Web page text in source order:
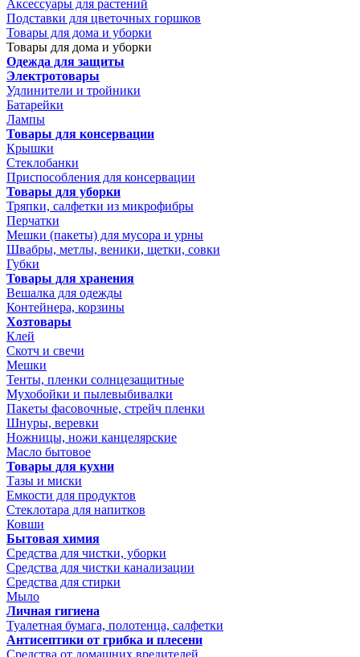
Аксессуары для растений
Подставки для цветочных горшков
Товары для дома и уборки
Товары для дома и уборки
Одежда для защиты
Электротовары
Удлинители и тройники
Батарейки
Лампы
Товары для консервации
Крышки
Стеклобанки
Приспособления для консервации
Товары для уборки
Тряпки, салфетки из микрофибры
Перчатки
Мешки (пакеты) для мусора и урны
Швабры, метлы, веники, щетки, совки
Губки
Товары для хранения
Вешалка для одежды
Контейнера, корзины
Хозтовары
Клей
Скотч и свечи
Мешки
Тенты, пленки солнцезащитные
Мухобойки и пылевыбивалки
Пакеты фасовочные, стрейч пленки
Шнуры, веревки
Ножницы, ножи канцелярские
Масло бытовое
Товары для кухни
Тазы и миски
Емкости для продуктов
Стеклотара для напитков
Ковши
Бытовая химия
Средства для чистки, уборки
Средства для чистки канализации
Средства для стирки
Мыло
Личная гигиена
Туалетная бумага, полотенца, салфетки
Антисептики от грибка и плесени
Средства от домашних вредителей